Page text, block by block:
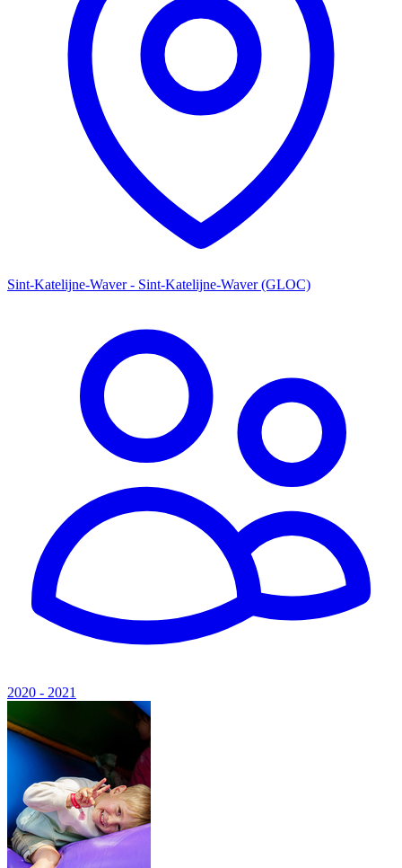
Sint-Katelijne-Waver - Sint-Katelijne-Waver (GLOC)
2020 - 2021